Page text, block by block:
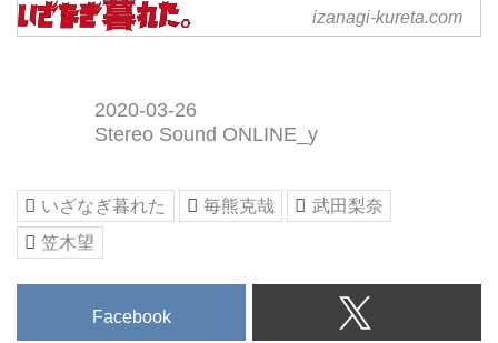
映画「いざなぎ暮れた。」公
式HP
izanagi-kureta.com
2020-03-26
Stereo Sound ONLINE_y
いざなぎ暮れた 毎熊克哉
武田梨奈
笠木望
Facebook